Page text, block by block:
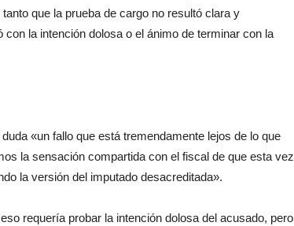
que la prueba de cargo no resultó clara y
la intención dolosa o el ánimo de terminar con la
«un fallo que está tremendamente lejos de lo que
la sensación compartida con el fiscal de que esta vez
la versión del imputado desacreditada».
requería probar la intención dolosa del acusado, pero